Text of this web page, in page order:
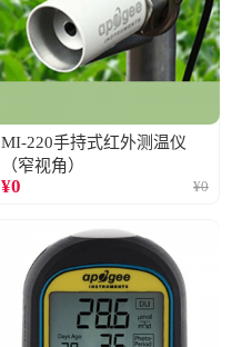
MI-220手持式红外测温仪
（窄视角）
¥0 ¥0